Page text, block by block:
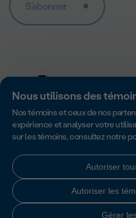
Nous utilisons des
Nos témoins et ceux de nos
expérience et analyser votre
sur les témoins, consultez notre
Autoriser
Autoriser les
Gérer
S'abonner
Accredité par Imagine Canada
sans but lucratif.
Politique de confidentialité |